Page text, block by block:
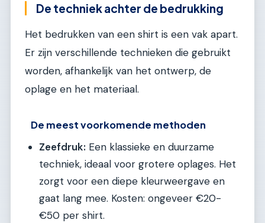
De techniek achter de bedrukking
Het bedrukken van een shirt is een vak apart.
Er zijn verschillende technieken die gebruikt
worden, afhankelijk van het ontwerp, de
oplage en het materiaal.
De meest voorkomende methoden
Zeefdruk: Een klassieke en duurzame
techniek, ideaal voor grotere oplages. Het
zorgt voor een diepe kleurweergave en
gaat lang mee. Kosten: ongeveer €20-
€50 per shirt.